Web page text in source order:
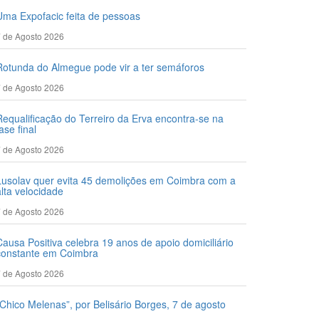
Expofacic feita de pessoas
de Agosto 2026
do Almegue pode vir a ter semáforos
de Agosto 2026
do Terreiro da Erva encontra-se na
final
de Agosto 2026
quer evita 45 demolições em Coimbra com a
velocidade
de Agosto 2026
Positiva celebra 19 anos de apoio domiciliário
em Coimbra
de Agosto 2026
Melenas”, por Belisário Borges, 7 de agosto